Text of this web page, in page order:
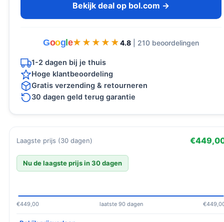
Bekijk deal op bol.com →
Goog e★★★★★
★★★★★ 4.8 | 210 beoordelingen
1-2 dagen bij je thuis
Hoge klantbeoordeling
Gratis verzending & retourneren
30 dagen geld terug garantie
Laagste prijs (30 dagen)
Nu de laagste prijs in 30 dagen
€449,00 laatste 90 dagen